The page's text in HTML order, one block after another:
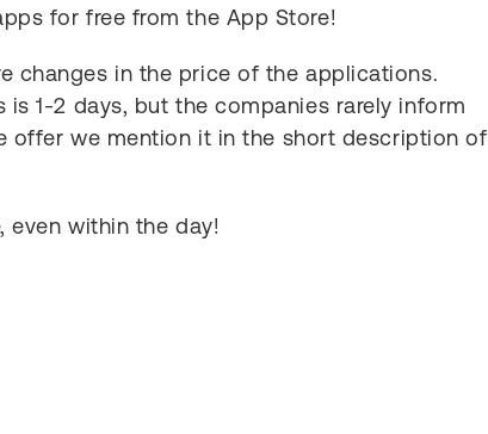
for free from the App Store!
changes in the price of the applications.
1-2 days, but the companies rarely inform
offer we mention it in the short description of
even within the day!